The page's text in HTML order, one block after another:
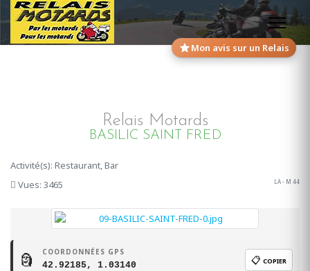
Mon avis sur un Relais
Relais Motards
BASILIC SAINT FRED
Activité(s): Restaurant, Bar
Vues: 3465
LA - M 44
🗿 COORDONNÉES GPS
42.92185, 1.03140 📋 COPIER